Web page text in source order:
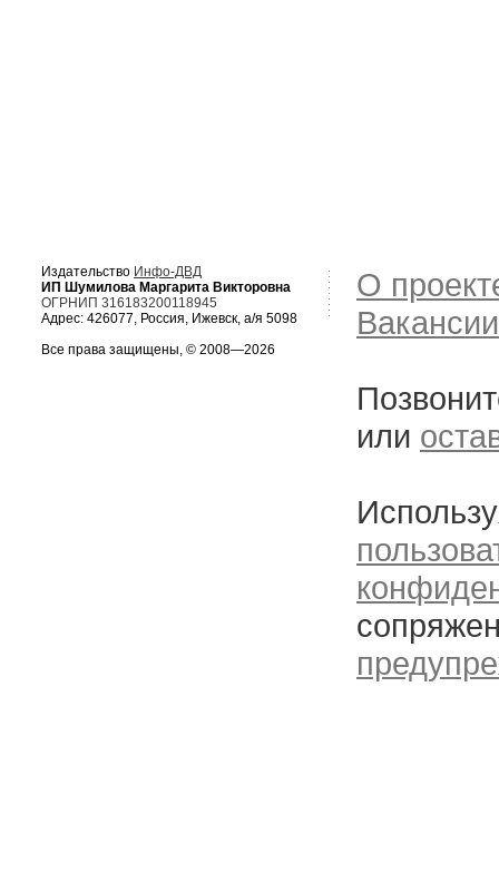
Издательство Инфо-ДВД
ИП Шумилова Маргарита Викторовна
ОГРНИП 316183200118945
Адрес: 426077, Россия, Ижевск, а/я 5098
Все права защищены, © 2008—2026
О
Вакансии
или